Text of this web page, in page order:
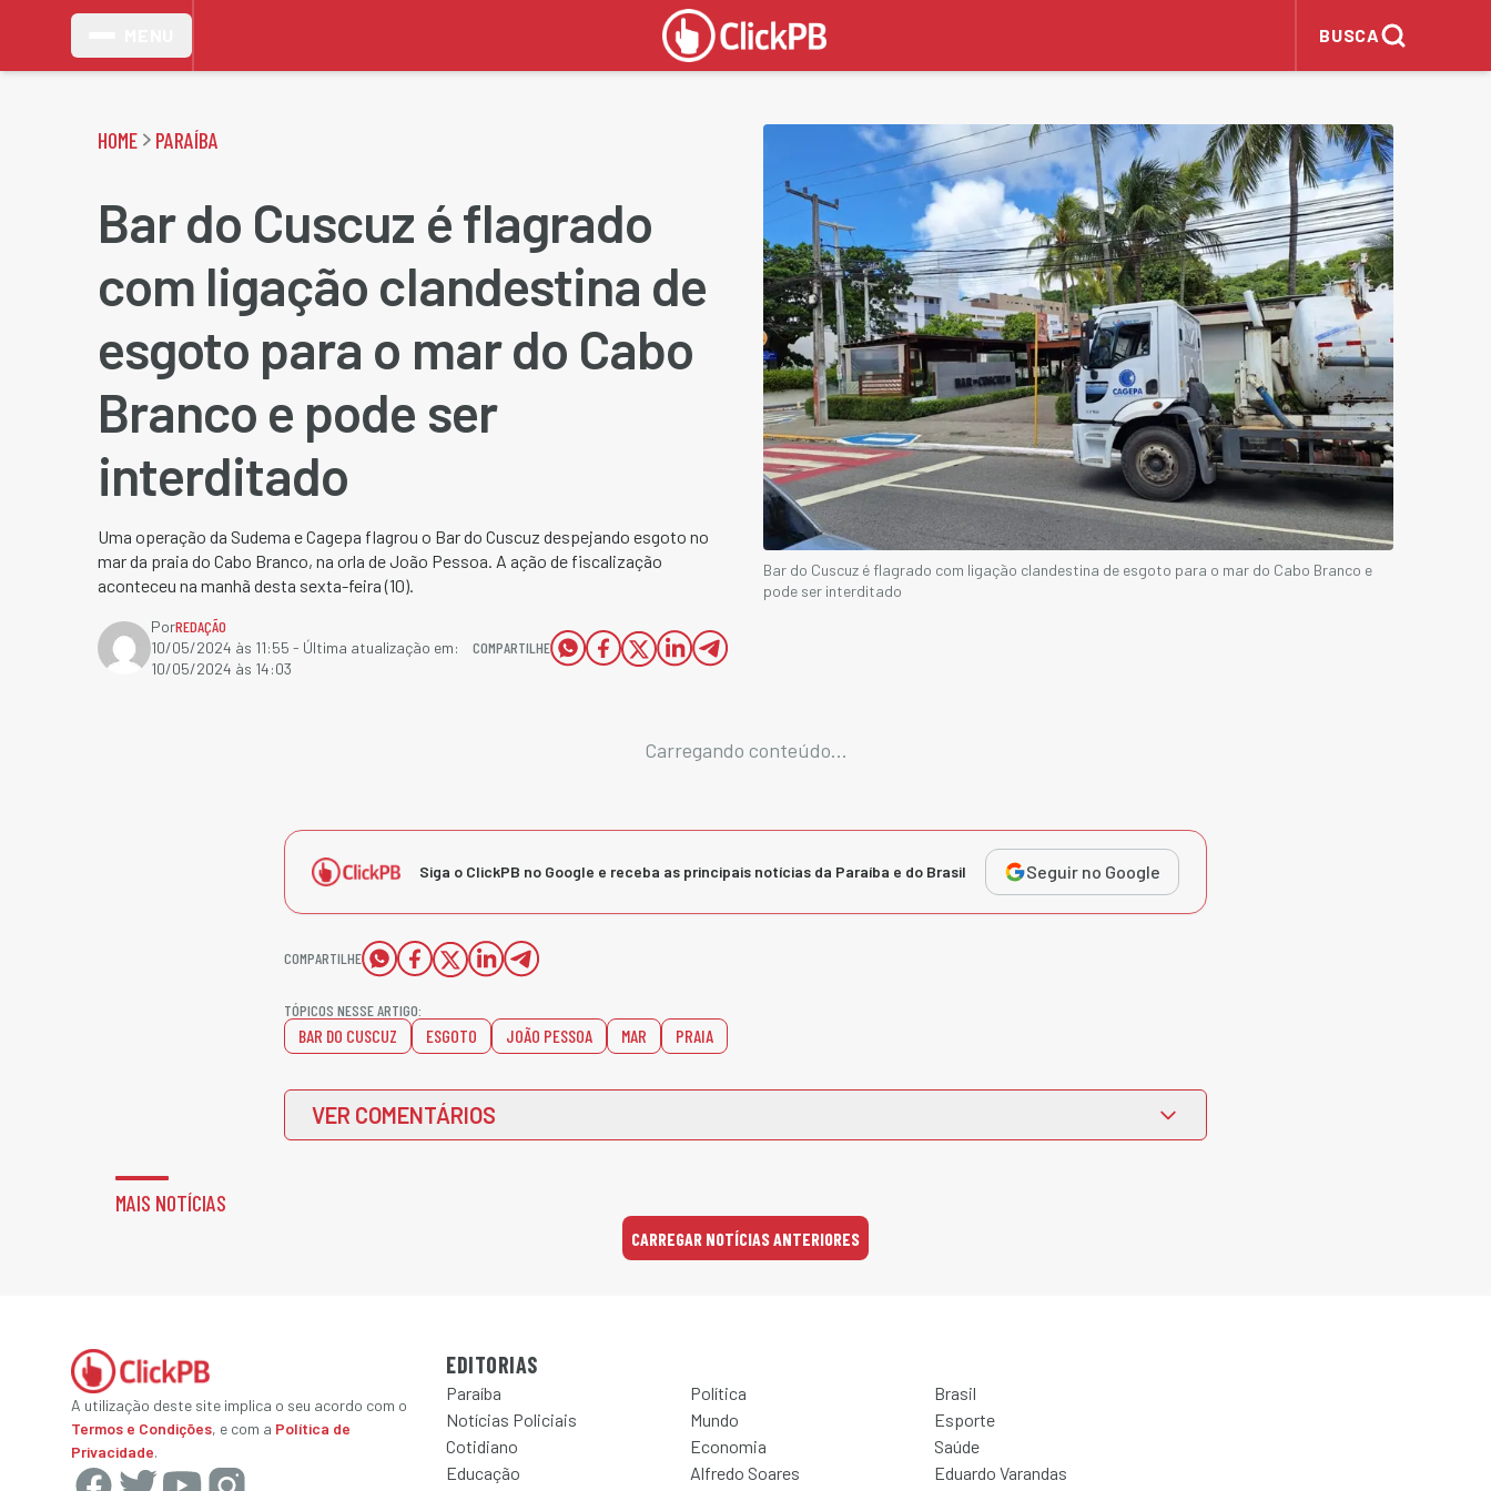
BUSCA
HOME PARAÍBA
Bar do Cuscuz é flagrado
com ligação clandestina de
esgoto para o mar do Cabo
Branco e pode ser
interditado
Uma operação da Sudema e Cagepa flagrou o Bar do Cuscuz despejando esgoto no
mar da praia do Cabo Branco, na orla de João Pessoa. A ação de fiscalização
aconteceu na manhã desta sexta-feira (10).
PorREDAÇÃO
10/05/2024 às 11:55 - Última atualização em:
10/05/2024 às 14:03
COMPARTILHE
Bar do Cuscuz é flagrado com ligação clandestina de esgoto para o mar do Cabo Branco e
pode ser interditado
Carregando conteúdo...
Siga o ClickPB no Google e receba as principais notícias da Paraíba e do Brasil Seguir no Google
COMPARTILHE
TÓPICOS NESSE ARTIGO:
BAR DO CUSCUZ ESGOTO JOÃO PESSOA MAR PRAIA
VER COMENTÁRIOS
MAIS NOTÍCIAS
CARREGAR NOTÍCIAS ANTERIORES
A utilização deste site implica o seu acordo com o
Termos e Condições, e com a Política de
Privacidade.
EDITORIAS
Paraíba Política
Brasil
Notícias Policiais
Mundo
Esporte
Cotidiano
Economia
Saúde
Educação
Alfredo Soares
Eduardo Varandas